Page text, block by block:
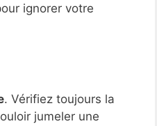
ignorer votre
. Vérifiez toujours la
jumeler une